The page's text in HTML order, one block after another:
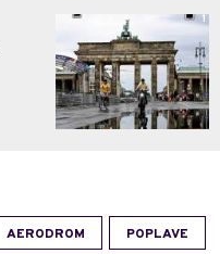
1
AERODROM POPLAVE